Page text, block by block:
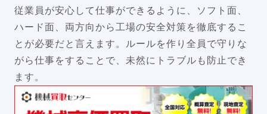
従業員が安心して仕事ができるように、ソフト面、
ハード面、両方向から工場の安全対策を徹底するこ
とが必要だと言えます。ルールを作り全員で守りな
がら仕事をすることで、未然にトラブルも防止でき
ます。